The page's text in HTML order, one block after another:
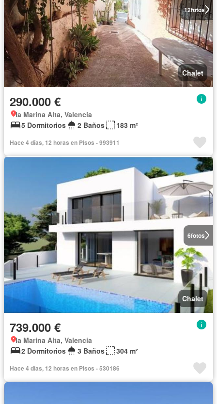
12fotos
Chalet
290.000 €
la Marina Alta, Valencia
5 Dormitorios
2 Baños 183 m²
Hace 4 días, 12 horas en Pisos - 993911
6fotos
Chalet
739.000 €
la Marina Alta, Valencia
2 Dormitorios
3 Baños 304 m²
Hace 4 días, 12 horas en Pisos - 530186